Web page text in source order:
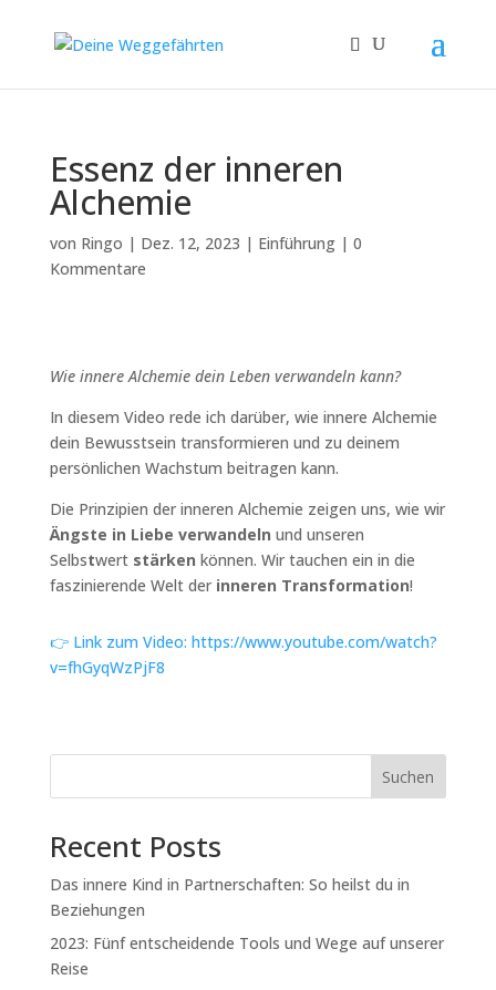
Essenz der inneren
Alchemie
von Ringo | Dez. 12, 2023 | Einführung| 0
Kommentare
Wie innere Alchemie dein Leben verwandeln kann?
In diesem Video rede ich darüber, wie innere Alchemie
dein Bewusstsein transformieren und zu deinem
persönlichen Wachstum beitragen kann.
Die Prinzipien der inneren Alchemie zeigen uns, wie wir
Ängste in Liebe verwandeln und unseren
Selbstwert stärken können. Wir tauchen ein in die
faszinierende Welt der inneren Transformation!
👉 Link zum Video: https://www.youtube.com/watch?
v=fhGyqWzPjF8
Suchen
Recent Posts
Das innere Kind in Partnerschaften: So heilst du in
Beziehungen
2023: Fünf entscheidende Tools und Wege auf unserer
Reise